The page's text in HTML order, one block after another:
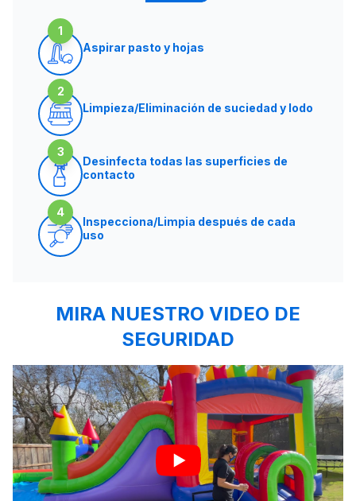
1
Aspirar pasto y hojas
2
Limpieza/Eliminación de suciedad y lodo
3
Desinfecta todas las superficies de
contacto
4
Inspecciona/Limpia después de cada
uso
MIRA NUESTRO VIDEO DE
SEGURIDAD